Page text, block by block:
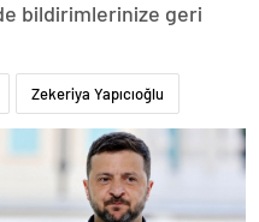
bildirimlerinize geri
Zekeriya Yapıcıoğlu